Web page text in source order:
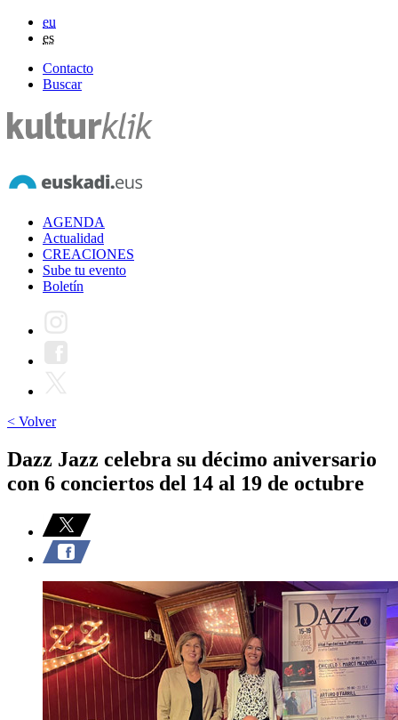
eu
es
Contacto
Buscar
AGENDA
Actualidad
CREACIONES
Sube tu evento
Boletín
< Volver
Dazz Jazz celebra su décimo aniversario
con 6 conciertos del 14 al 19 de octubre